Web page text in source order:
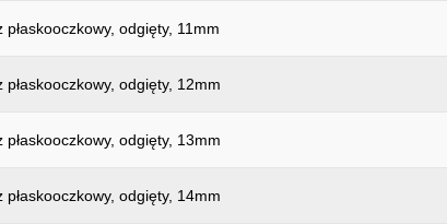
płaskooczkowy, odgięty, 11mm
płaskooczkowy, odgięty, 12mm
płaskooczkowy, odgięty, 13mm
płaskooczkowy, odgięty, 14mm